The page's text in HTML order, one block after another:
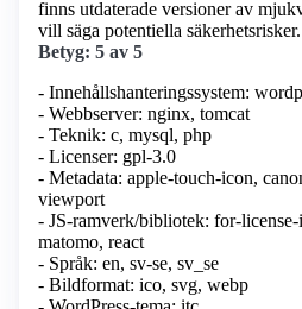
finns utdaterade versioner av
vill säga potentiella säkerhetsrisker.
Betyg: 5 av 5
- Innehållshanteringssystem:
- Webbserver: nginx, tomcat
- Teknik: c, mysql, php
- Licenser: gpl-3.0
- Metadata: apple-touch-icon,
viewport
- JS-ramverk/bibliotek: for-license-
matomo, react
- Språk: en, sv-se, sv_se
- Bildformat: ico, svg, webp